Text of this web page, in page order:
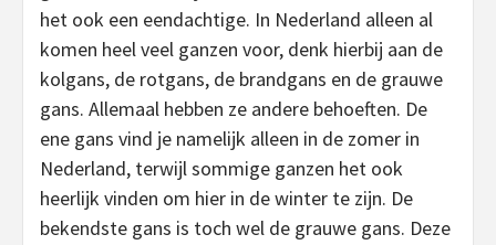
het ook een eendachtige. In Nederland alleen al
komen heel veel ganzen voor, denk hierbij aan de
kolgans, de rotgans, de brandgans en de grauwe
gans. Allemaal hebben ze andere behoeften. De
ene gans vind je namelijk alleen in de zomer in
Nederland, terwijl sommige ganzen het ook
heerlijk vinden om hier in de winter te zijn. De
bekendste gans is toch wel de grauwe gans. Deze